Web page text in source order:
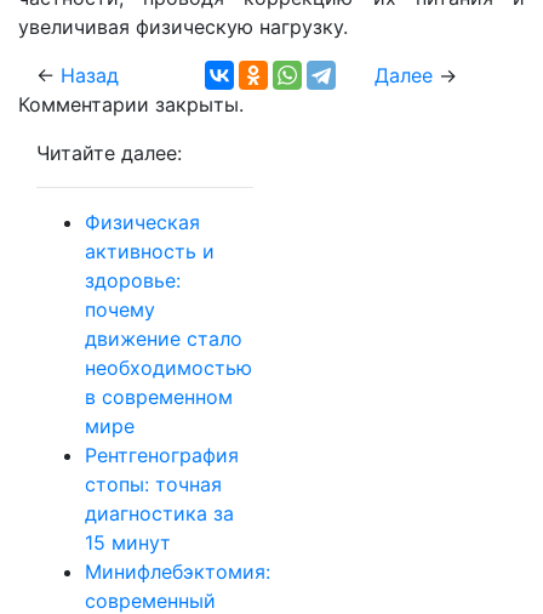
увеличивая физическую нагрузку.
← Назад Далее→
Комментарии закрыты.
Читайте далее:
Физическая
активность и
здоровье:
почему
движение стало
необходимостью
в современном
мире
Рентгенография
стопы: точная
диагностика за
15 минут
Минифлебэктомия:
современный